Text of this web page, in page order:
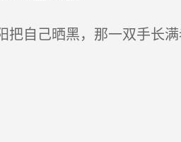
自己晒黑，那一双手长